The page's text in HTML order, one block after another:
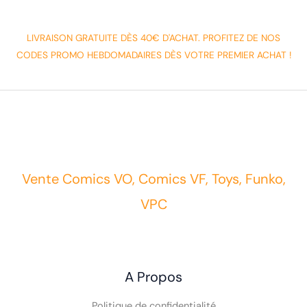
LIVRAISON GRATUITE DÈS 40€ D'ACHAT. PROFITEZ DE NOS
CODES PROMO HEBDOMADAIRES DÈS VOTRE PREMIER ACHAT !
Vente Comics VO, Comics VF, Toys, Funko,
VPC
A Propos